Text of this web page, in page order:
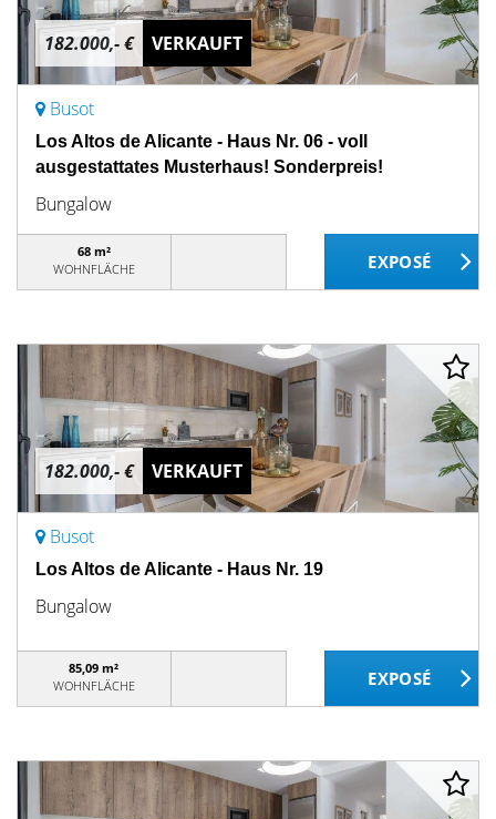
182.000,- € VERKAUFT
Busot
Los Altos de Alicante - Haus Nr. 06 - voll
ausgestattates Musterhaus! Sonderpreis!
Bungalow
68 m²
WOHNFLÄCHE
182.000,- € VERKAUFT
Busot
Los Altos de Alicante - Haus Nr. 19
Bungalow
85,09 m²
WOHNFLÄCHE